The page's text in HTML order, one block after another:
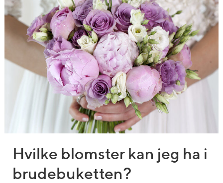
Hvilke blomster kan jeg ha i
brudebuketten?